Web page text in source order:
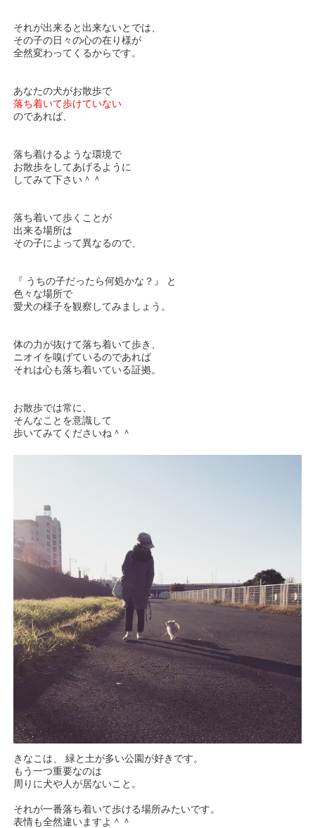
それが出来ると出来ないとでは、
その子の日々の心の在り様が
全然変わってくるからです。
あなたの犬がお散歩で
落ち着いて歩けていない
のであれば、
落ち着けるような環境で
お散歩をしてあげるように
してみて下さい＾＾
落ち着いて歩くことが
出来る場所は
その子によって異なるので、
『 うちの子だったら何処かな？』 と
色々な場所で
愛犬の様子を観察してみましょう。
体の力が抜けて落ち着いて歩き、
ニオイを嗅げているのであれば
それは心も落ち着いている証拠。
お散歩では常に、
そんなことを意識して
歩いてみてくださいね＾＾
きなこは、 緑と土が多い公園が好きです。
もう一つ重要なのは
周りに犬や人が居ないこと。
それが一番落ち着いて歩ける場所みたいです。
表情も全然違いますよ＾＾